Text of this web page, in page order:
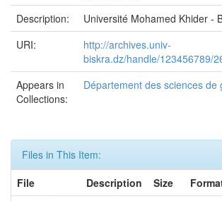
Description:
Université Mohamed Khider -
URI:
http://archives.univ-
biskra.dz/handle/123456789/
Appears in
Collections:
Département des sciences de
Files in This Item:
File
Description Size